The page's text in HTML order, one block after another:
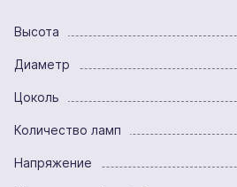
Высота
Диаметр
Цоколь
Количество ламп
Напряжение